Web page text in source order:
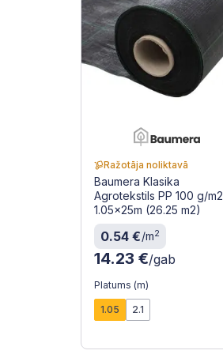
Ražotāja noliktavā
Baumera Klasika
Agrotekstils PP 100 g/m2
1.05x25m (26.25 m2)
0.54 €/m2
14.23 €/gab
Platums (m)
1.05 2.1